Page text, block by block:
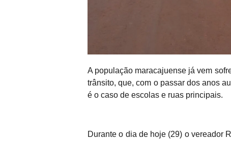
A população maracajuense já vem
trânsito, que, com o passar dos anos
é o caso de escolas e ruas principais.
Durante o dia de hoje (29) o vereador